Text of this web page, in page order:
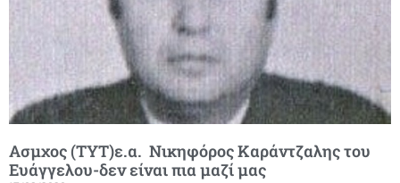
Ασμχος (ΤΥΤ)ε.α. Νικηφόρος Καράντζαλης του
Ευάγγελου-δεν είναι πια μαζί μας